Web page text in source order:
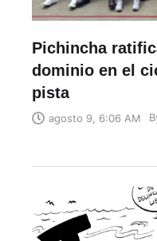
Pichincha
dominio en el
pista
agosto 9, 6:06 AM